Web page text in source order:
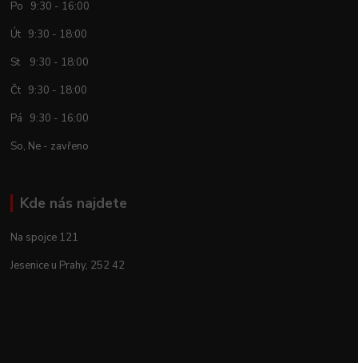
Po 9:30 - 16:00
Út 9:30 - 18:00
St 9:30 - 18:00
Čt 9:30 - 18:00
Pá 9:30 - 16:00
So, Ne - zavřeno
Kde nás najdete
Na spojce 121
Jesenice u Prahy, 252 42